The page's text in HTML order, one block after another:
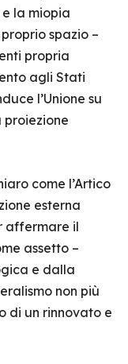
la miopia
spazio –
propria
agli Stati
l’Unione su
proiezione
come l’Artico
esterna
affermare il
assetto –
e dalla
non più
di un rinnovato e